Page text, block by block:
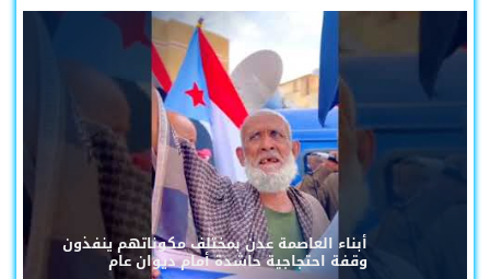
أبناء العاصمة عدن بمختلف مكوناتهم ينفذون
وقفة احتجاجية حاشدة أمام ديوان عام